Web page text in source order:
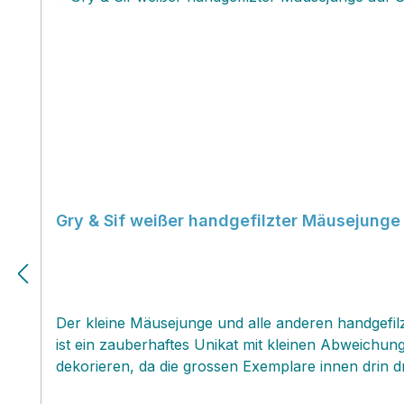
Gry & Sif weißer handgefilzter Mäusejunge
Der kleine Mäusejunge und alle anderen
ist ein zauberhaftes Unikat mit kleinen
dekorieren, da die grossen Exemplare innen drin